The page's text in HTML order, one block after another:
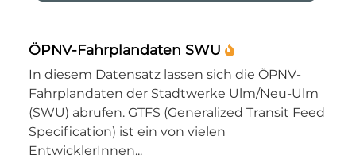
ÖPNV-Fahrplandaten SWU
In diesem Datensatz lassen sich die ÖPNV-
Fahrplandaten der Stadtwerke Ulm/Neu-Ulm
(SWU) abrufen. GTFS (Generalized Transit Feed
Specification) ist ein von vielen
EntwicklerInnen...